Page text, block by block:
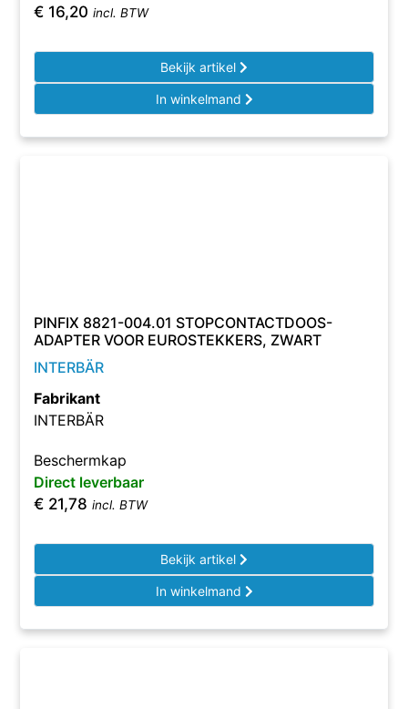
€ 16,20 incl. BTW
Bekijk artikel
In winkelmand
PINFIX 8821-004.01 STOPCONTACTDOOS-
ADAPTER VOOR EUROSTEKKERS, ZWART
INTERBÄR
Fabrikant
INTERBÄR
Beschermkap
Direct leverbaar
€ 21,78 incl. BTW
Bekijk artikel
In winkelmand